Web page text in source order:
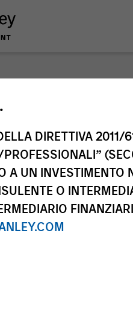
DIRETTIVA
A UN INVESTIMENTO
O